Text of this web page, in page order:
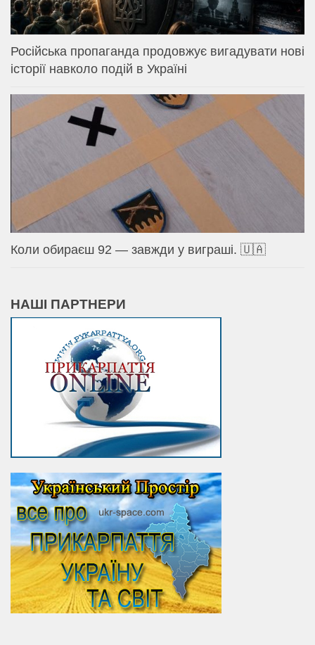
Російська пропаганда продовжує вигадувати нові
історії навколо подій в Україні
Коли обираєш 92 — завжди у виграші. 🇺🇦
НАШІ ПАРТНЕРИ